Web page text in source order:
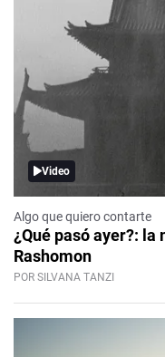
Video
Algo que quiero contarte
¿Qué pasó ayer?:
Rashomon
POR SILVANA TANZI